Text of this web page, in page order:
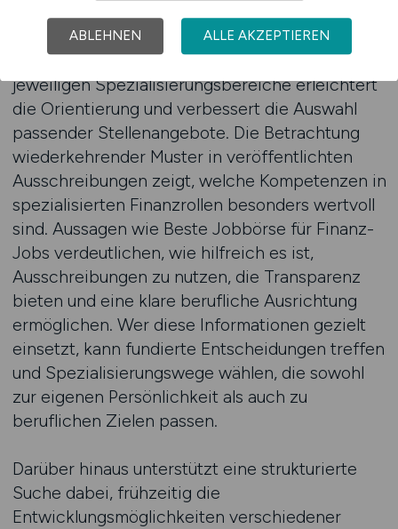
Ein präziser Abgleich zwischen persönlichen
Stärken und typischen Anforderungen der
jeweiligen Spezialisierungsbereiche erleichtert
die Orientierung und verbessert die Auswahl
passender Stellenangebote. Die Betrachtung
wiederkehrender Muster in veröffentlichten
Ausschreibungen zeigt, welche Kompetenzen in
spezialisierten Finanzrollen besonders wertvoll
sind. Aussagen wie Beste Jobbörse für Finanz-
Jobs verdeutlichen, wie hilfreich es ist,
Ausschreibungen zu nutzen, die Transparenz
bieten und eine klare berufliche Ausrichtung
ermöglichen. Wer diese Informationen gezielt
einsetzt, kann fundierte Entscheidungen treffen
und Spezialisierungswege wählen, die sowohl
zur eigenen Persönlichkeit als auch zu
beruflichen Zielen passen.
Darüber hinaus unterstützt eine strukturierte
Suche dabei, frühzeitig die
Entwicklungsmöglichkeiten verschiedener
ABLEHNEN ALLE AKZEPTIEREN